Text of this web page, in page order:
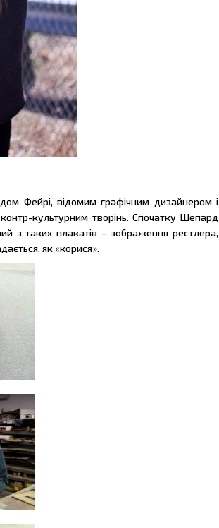
Фейрі, відомим графічним дизайнером і
культурним творінь. Спочатку Шепард
з таких плакатів – зображення рестлера,
як «корися».